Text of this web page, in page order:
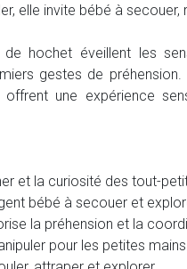
elle invite bébé à
hochet éveillent les
gestes de
une expérience
et la curiosité des tout-
bébé à secouer et
la préhension et la
pour les petites